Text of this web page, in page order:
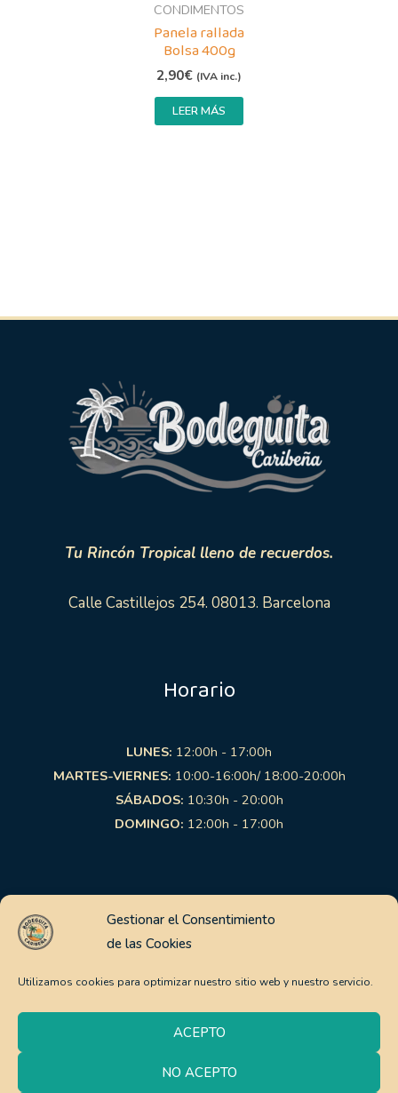
Gestionar el Consentimiento
de las Cookies
Utilizamos cookies para optimizar nuestro sitio web y nuestro servicio.
ACEPTO
NO ACEPTO
CONDIMENTOS
Panela rallada
Bolsa 400g
2,90€ (IVA inc.)
LEER MÁS
Tu Rincón Tropical lleno de recuerdos.
Calle Castillejos 254. 08013. Barcelona
Horario
LUNES: 12:00h - 17:00h
MARTES-VIERNES: 10:00-16:00h/ 18:00-20:00h
SÁBADOS: 10:30h - 20:00h
DOMINGO: 12:00h - 17:00h
Links de interés
Aviso Legal
Política de Privacidad
Pago Seguro